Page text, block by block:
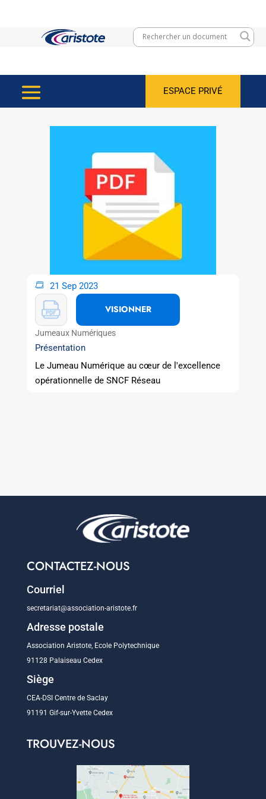
ESPACE PRIVÉ
21 Sep 2023
VISIONNER
Jumeaux Numériques
Présentation
Le Jumeau Numérique au cœur de l'excellence
opérationnelle de SNCF Réseau
CONTACTEZ-NOUS
Courriel
secretariat@association-aristote.fr
Adresse postale
Association Aristote, Ecole Polytechnique
91128 Palaiseau Cedex
Siège
CEA-DSI Centre de Saclay
91191 Gif-sur-Yvette Cedex
TROUVEZ-NOUS